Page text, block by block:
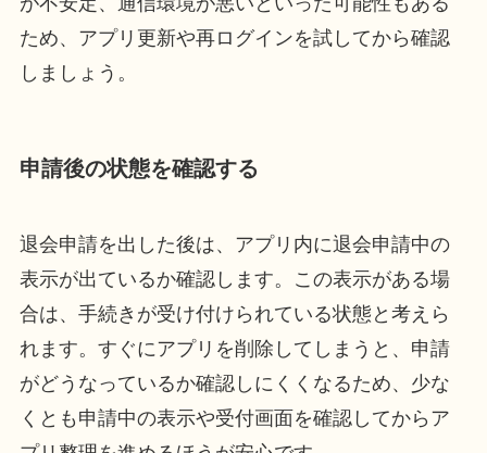
ため、アプリ更新や再ログインを試してから確認
しましょう。
申請後の状態を確認する
退会申請を出した後は、アプリ内に退会申請中の
表示が出ているか確認します。この表示がある場
合は、手続きが受け付けられている状態と考えら
れます。すぐにアプリを削除してしまうと、申請
がどうなっているか確認しにくくなるため、少な
くとも申請中の表示や受付画面を確認してからア